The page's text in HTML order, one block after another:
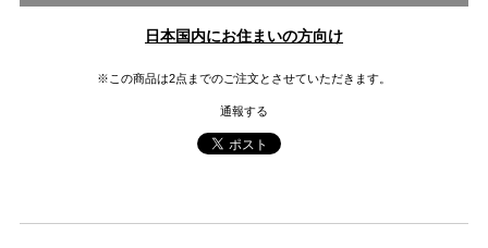
日本国内にお住まいの方向け
※この商品は2点までのご注文とさせていただきます。
通報する